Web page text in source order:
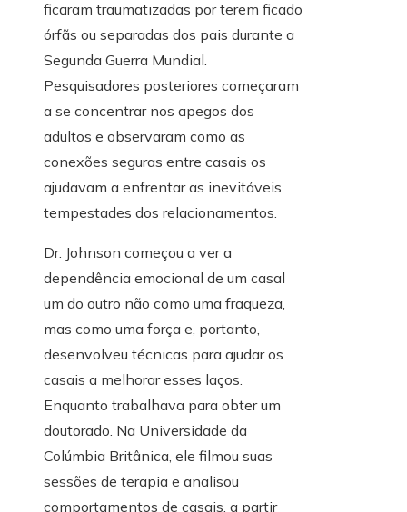
ficaram traumatizadas por terem ficado
órfãs ou separadas dos pais durante a
Segunda Guerra Mundial.
Pesquisadores posteriores começaram
a se concentrar nos apegos dos
adultos e observaram como as
conexões seguras entre casais os
ajudavam a enfrentar as inevitáveis ​​
tempestades dos relacionamentos.
Dr. Johnson começou a ver a
dependência emocional de um casal
um do outro não como uma fraqueza,
mas como uma força e, portanto,
desenvolveu técnicas para ajudar os
casais a melhorar esses laços.
Enquanto trabalhava para obter um
doutorado. Na Universidade da
Colúmbia Britânica, ele filmou suas
sessões de terapia e analisou
comportamentos de casais, a partir